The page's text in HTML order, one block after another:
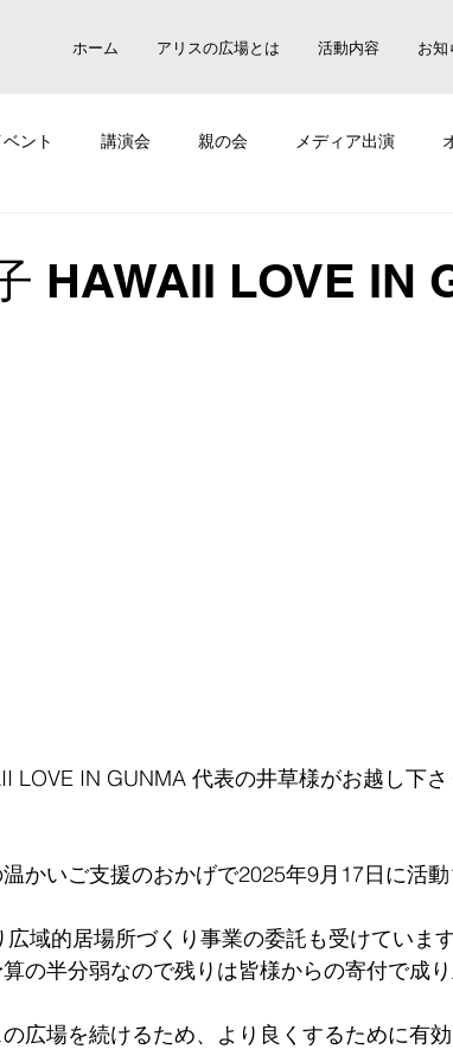
ホーム アリスの広場とは 活動内容 お知
ベント 講演会 親の会 メディア出演
市
HAWAII LOVE IN
LOVE IN GUNMA 代表の井草様がお越し下
かいご支援のおかげで2025年9月17日に活
域的居場所づくり事業の委託も受けています
の半分弱なので残りは皆様からの寄付で成り
広場を続けるため、より良くするために有